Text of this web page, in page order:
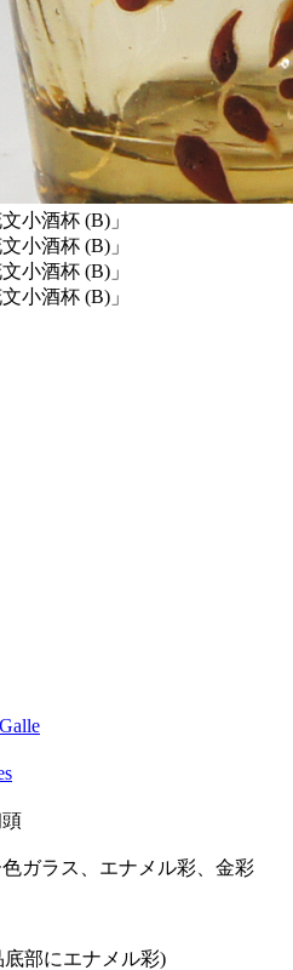
ガラス、エナメル彩、金彩
底部にエナメル彩)